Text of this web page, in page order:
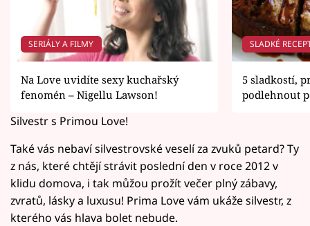
SERIÁLY A FILMY
Na Love uvidíte sexy kuchařský
fenomén – Nigellu Lawson!
SLADKÉ
5 sladkostí,
podlehnout
Silvestr s Primou Love!
Také vás nebaví silvestrovské veselí za zvuků petard? Ty
z nás, které chtějí strávit poslední den v roce 2012 v
klidu domova, i tak můžou prožít večer plný zábavy,
zvratů, lásky a luxusu! Prima Love vám ukáže silvestr, z
kterého vás hlava bolet nebude.